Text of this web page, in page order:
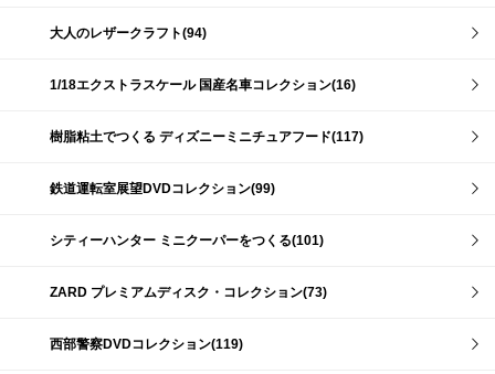
大人のレザークラフト(94)
1/18エクストラスケール 国産名車コレクション(16)
樹脂粘土でつくる ディズニーミニチュアフード(117)
鉄道運転室展望DVDコレクション(99)
シティーハンター ミニクーパーをつくる(101)
ZARD プレミアムディスク・コレクション(73)
西部警察DVDコレクション(119)